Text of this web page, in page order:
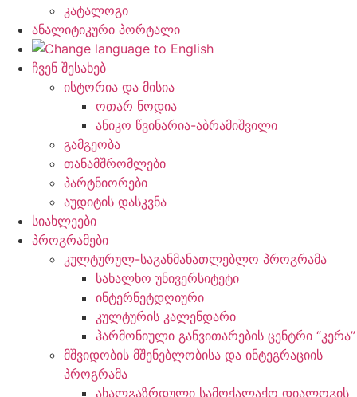
კატალოგი
ანალიტიკური პორტალი
ჩვენ შესახებ
ისტორია და მისია
ოთარ ნოდია
ანიკო წვინარია-აბრამიშვილი
გამგეობა
თანამშრომლები
პარტნიორები
აუდიტის დასკვნა
სიახლეები
პროგრამები
კულტურულ-საგანმანათლებლო პროგრამა
სახალხო უნივერსიტეტი
ინტერნეტდღიური
კულტურის კალენდარი
ჰარმონიული განვითარების ცენტრი “კერა”
მშვიდობის მშენებლობისა და ინტეგრაციის
პროგრამა
ახალგაზრდული სამოქალაქო დიალოგის